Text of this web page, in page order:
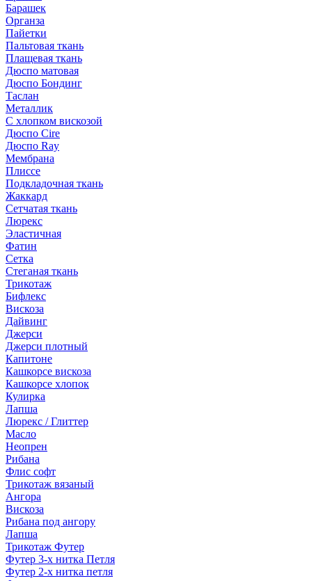
Барашек
Органза
Пайетки
Пальтовая ткань
Плащевая ткань
Дюспо матовая
Дюспо Бондинг
Таслан
Металлик
С хлопком вискозой
Дюспо Cire
Дюспо Ray
Мембрана
Плиссе
Подкладочная ткань
Жаккард
Сетчатая ткань
Люрекс
Эластичная
Фатин
Сетка
Стеганая ткань
Трикотаж
Бифлекс
Вискоза
Дайвинг
Джерси
Джерси плотный
Капитоне
Кашкорсе вискоза
Кашкорсе хлопок
Кулирка
Лапша
Люрекс / Глиттер
Масло
Неопрен
Рибана
Флис софт
Трикотаж вязаный
Ангора
Вискоза
Рибана под ангору
Лапша
Трикотаж Футер
Футер 3-х нитка Петля
Футер 2-х нитка петля